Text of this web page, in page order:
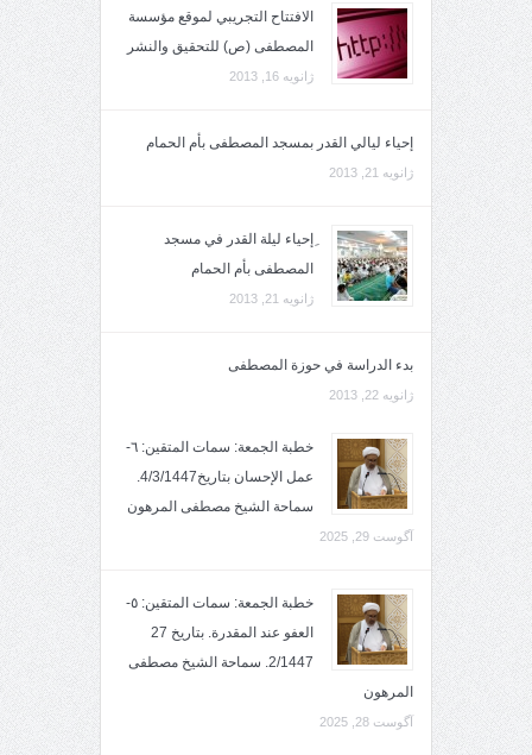
الافتتاح التجريبي لموقع مؤسسة
المصطفى (ص) للتحقيق والنشر
ژانویه 16, 2013
إحياء ليالي القدر بمسجد المصطفى بأم الحمام
ژانویه 21, 2013
ِإحياء ليلة القدر في مسجد
المصطفى بأم الحمام
ژانویه 21, 2013
بدء الدراسة في حوزة المصطفى
ژانویه 22, 2013
خطبة الجمعة: سمات المتقين: ٦-
عمل الإحسان بتاريخ4/3/1447.
سماحة الشيخ مصطفى المرهون
آگوست 29, 2025
خطبة الجمعة: سمات المتقين: ٥-
العفو عند المقدرة. بتاريخ 27
2/1447. سماحة الشيخ مصطفى
المرهون
آگوست 28, 2025